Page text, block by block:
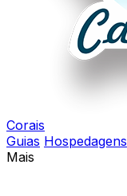
Corais
Guias Hospedagens
Mais